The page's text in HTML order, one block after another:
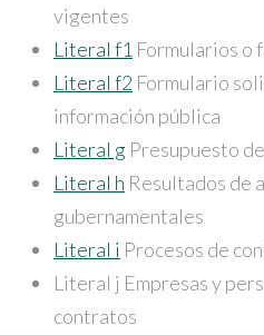
vigentes
Literal f1 Formularios o
Literal f2 Formulario
información pública
Literal g Presupuesto
Literal h Resultados de
gubernamentales
Literal i Procesos de
Literal j Empresas y
contratos